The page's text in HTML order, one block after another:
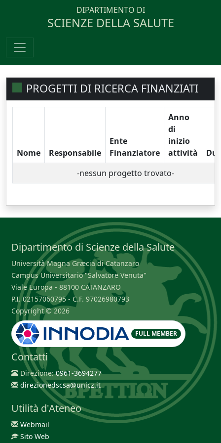
DIPARTIMENTO DI
SCIENZE DELLA SALUTE
PROGETTI DI RICERCA FINANZIATI
Nome Responsabile
Ente
Finanziatore
Anno
di
inizio
attività
-nessun progetto trovato-
Dipartimento di Scienze della Salute
Università Magna Græcia di Catanzaro
Campus Universitario "Salvatore Venuta"
Viale Europa - 88100 CATANZARO
P.I. 02157060795 - C.F. 97026980793
Copyright © 2026
FULL MEMBER
Contatti
Direzione:0961-3694277
direzionedscsa@unicz.it
Utilità d'Ateneo
Webmail
Sito Web